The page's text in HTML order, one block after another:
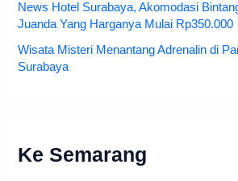
News Hotel Surabaya, Akomodasi
Juanda Yang Harganya Mulai Rp350.000
Wisata Misteri Menantang Adrenalin di
Surabaya
Ke Semarang